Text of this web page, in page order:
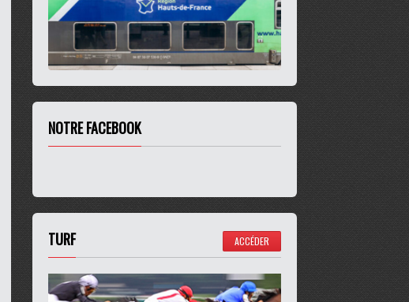
NOTRE FACEBOOK
TURF ACCÉDER